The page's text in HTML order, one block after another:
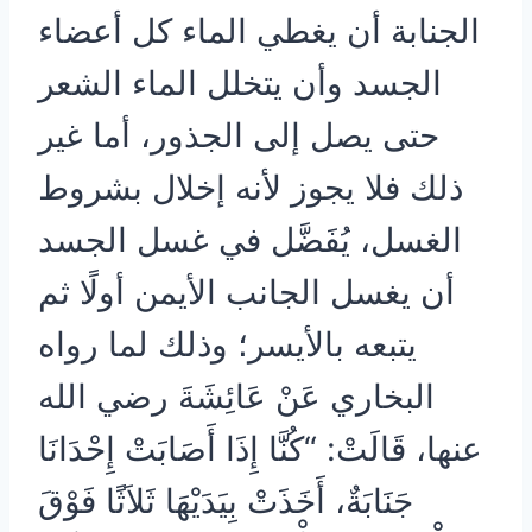
الجنابة أن يغطي الماء كل أعضاء
الجسد وأن يتخلل الماء الشعر
حتى يصل إلى الجذور، أما غير
ذلك فلا يجوز لأنه إخلال بشروط
الغسل، يُفَضَّل في غسل الجسد
أن يغسل الجانب الأيمن أولًا ثم
يتبعه بالأيسر؛ وذلك لما رواه
البخاري عَنْ عَائِشَةَ رضي الله
عنها، قَالَتْ: “كُنَّا إِذَا أَصَابَتْ إِحْدَانَا
جَنَابَةٌ، أَخَذَتْ بِيَدَيْهَا ثَلاَثًا فَوْقَ